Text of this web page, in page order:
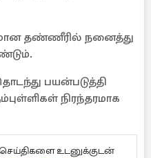
தண்ணீரில் நனைத்து
பயன்படுத்தி
நிரந்தரமாக
செய்திகளை உடனுக்குடன்